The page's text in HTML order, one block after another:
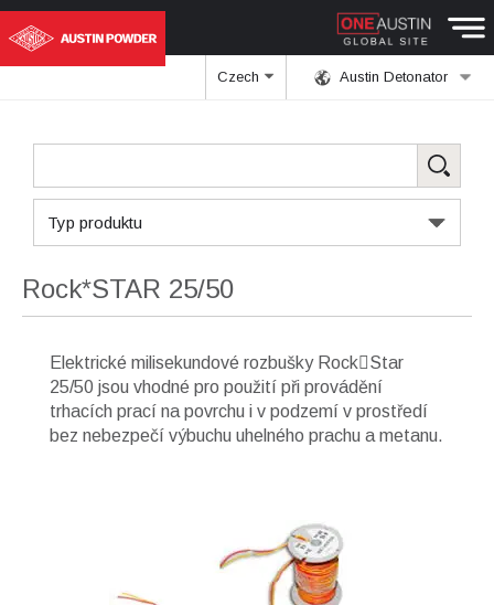
Austin Detonator
Czech
Typ produktu
Rock*STAR 25/50
Elektrické milisekundové rozbušky RockStar
25/50 jsou vhodné pro použití při provádění
trhacích prací na povrchu i v podzemí v prostředí
bez nebezpečí výbuchu uhelného prachu a metanu.